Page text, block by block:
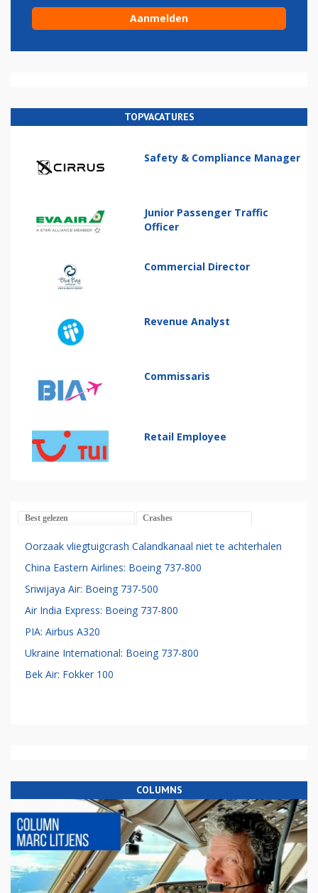
TOPVACATURES
Safety & Compliance Manager
Junior Passenger Traffic
Officer
Commercial Director
Revenue Analyst
Commissaris
Retail Employee
Best gelezen Crashes
Oorzaak vliegtuigcrash Calandkanaal niet te achterhalen
China Eastern Airlines: Boeing 737-800
Sriwijaya Air: Boeing 737-500
Air India Express: Boeing 737-800
PIA: Airbus A320
Ukraine International: Boeing 737-800
Bek Air: Fokker 100
COLUMNS